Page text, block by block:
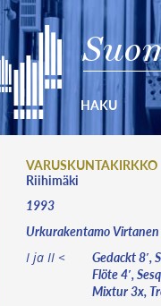
HAKU
VARUSKUNTAKIRKKO
Riihimäki
1993
Urkurakentamo
I ja II <
Gedackt 8′,
Flöte 4′,
Mixtur 3x,